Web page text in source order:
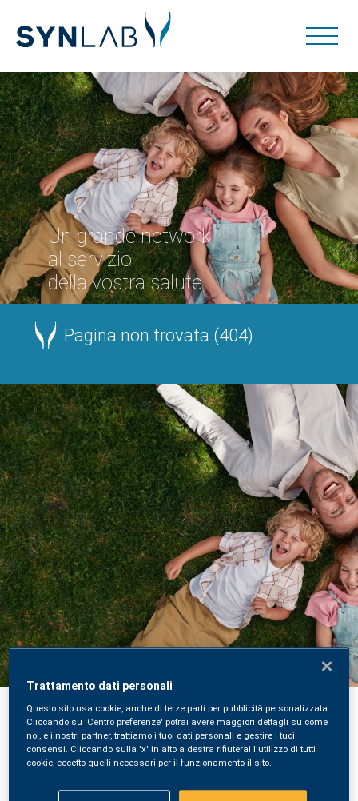
Un grande network
al servizio
della vostra salute
Pagina non trovata (404)
Acquista un Check-Up di
Laboratorio online
Acquista, prenota e ricevi i risultati direttamente
ACQUISTA
Trattamento dati personali
Questo sito usa cookie, anche di terze parti per pubblicità personalizzata.
Cliccando su 'Centro preferenze' potrai avere maggiori dettagli su come
noi, e i nostri partner, trattiamo i tuoi dati personali e gestire i tuoi
consensi. Cliccando sulla 'x' in alto a destra rifiuterai l'utilizzo di tutti
cookie, eccetto quelli necessari per il funzionamento il sito.